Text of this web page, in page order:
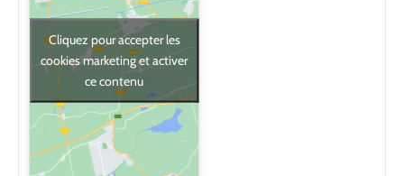
Cliquez pour accepter les
cookies marketing et activer
ce contenu